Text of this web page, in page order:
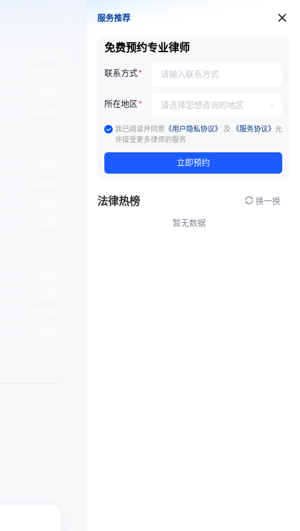
服务推荐
服务推荐
免费预约专业律师
联系方式
所在地区
我已阅读并同意 《用户隐私协议》 及 《服务协议》 允
许接受更多律师的服务
立即预约
法律热榜 换一换
暂无数据